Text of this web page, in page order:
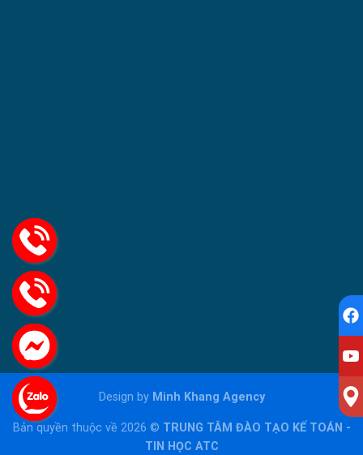
Design by Minh Khang Agency
Bản quyền thuộc về 2026 © TRUNG TÂM ĐÀO TẠO KẾ TOÁN -
TIN HỌC ATC